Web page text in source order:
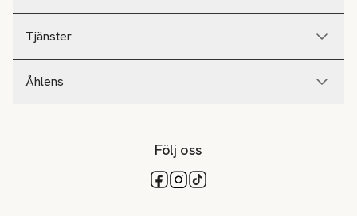
Tjänster
Åhlens
Följ oss